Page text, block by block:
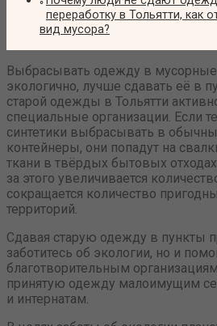
переработку в Тольятти, как
вид мусора?
Выбрасывать одежду в
экологично, лучше сдавать её в
старой одежды в Тольятти
специальные организации. Если
синтетики выбрасывать в
контейнеры, они попадут на
ткани в твёрдых бытовых
за этого увеличивается
сокращается количество
территорий.
Сдавая старую одежду в пункты
заботитесь об экологии, но и
благотворительным
принятую одежду малоимущим
и интернатам.